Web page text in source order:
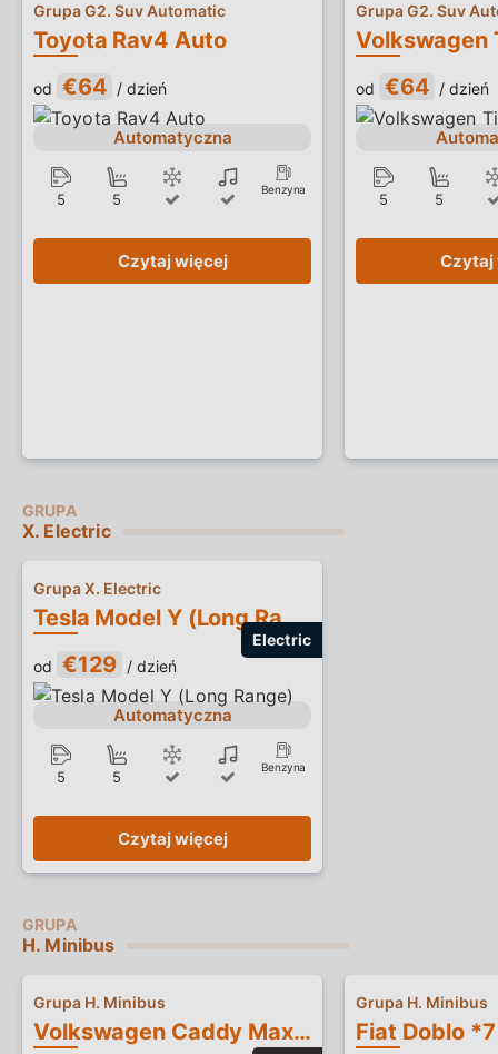
Toyota Rav4 Auto
Grupa G2. Suv Automatic
od €64 / dzień
Automatyczna
5 5
Benzyna
Czytaj więcej
Volkswagen
Grupa G2. Suv
od €64 / dzień
5 5
Czytaj
X. Electric
Tesla Model Y (Long Range)
Grupa X. Electric
od €129 / dzień
Automatyczna
5 5
Benzyna
Czytaj więcej
H. Minibus
Volkswagen Caddy Maxi *7 miejsc*
Grupa H. Minibus
Fiat Doblo
Grupa H. Minibus